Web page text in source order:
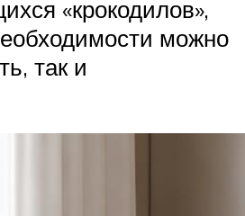
«крокодилов»,
можно
так и